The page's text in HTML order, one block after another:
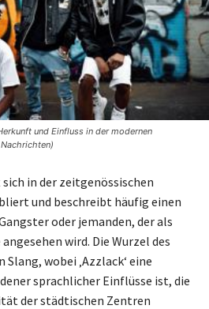
und Einfluss in der modernen
sich in der zeitgenössischen
und beschreibt häufig einen
oder jemanden, der als
wird. Die Wurzel des
wobei ‚Azzlack‘ eine
sprachlicher Einflüsse ist, die
der städtischen Zentren